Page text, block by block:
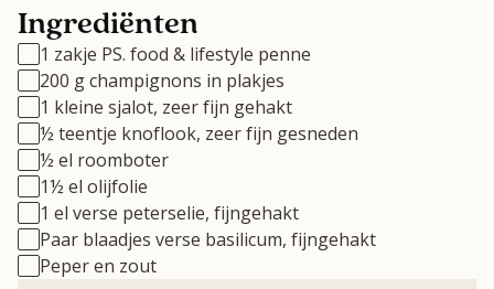
Ingrediënten
1 zakje PS. food & lifestyle penne
200 g champignons in plakjes
1 kleine sjalot, zeer fijn gehakt
½ teentje knoflook, zeer fijn gesneden
½ el roomboter
1½ el olijfolie
1 el verse peterselie, fijngehakt
Paar blaadjes verse basilicum, fijngehakt
Peper en zout